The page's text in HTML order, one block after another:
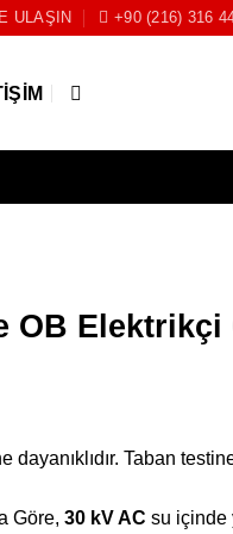
ULAŞIN +90 (216) 316
OB Elektrikçi
dayanıklıdır. Taban
Göre,30 kV AC su içinde